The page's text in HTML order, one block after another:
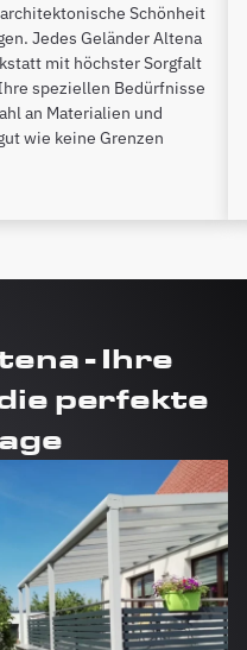
Schönheit
Jedes Geländer Altena
mit höchster Sorgfalt
speziellen Bedürfnisse
an Materialien und
wie keine Grenzen
- Ihre
perfekte